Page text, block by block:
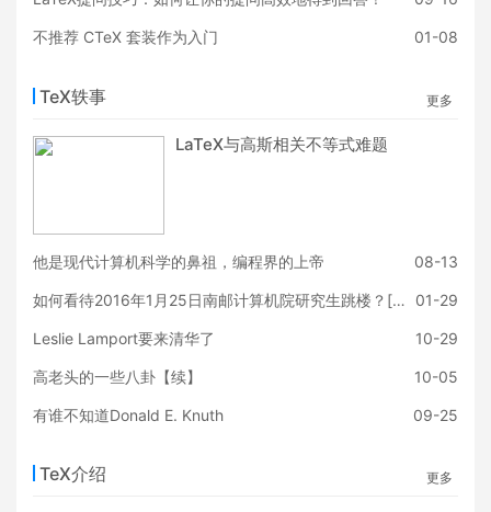
不推荐 CTeX 套装作为入门 01-08
TeX轶事 更多
LaTeX与高斯相关不等式难题
他是现代计算机科学的鼻祖，编程界的上帝 08-13
如何看待2016年1月25日南邮计算机院研究生跳楼？[知乎] 01-29
Leslie Lamport要来清华了 10-29
高老头的一些八卦【续】 10-05
有谁不知道Donald E. Knuth 09-25
TeX介绍 更多